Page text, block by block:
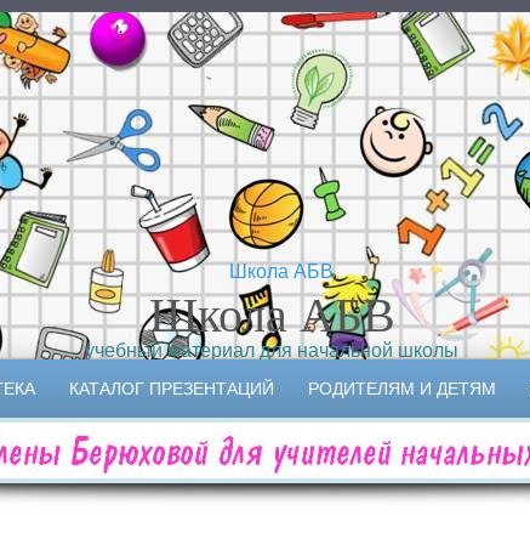
Школа АБВ
учебный материал для начальной школы
КАТАЛОГ ПРЕЗЕНТАЦИЙ РОДИТЕЛЯМ И ДЕТЯМ